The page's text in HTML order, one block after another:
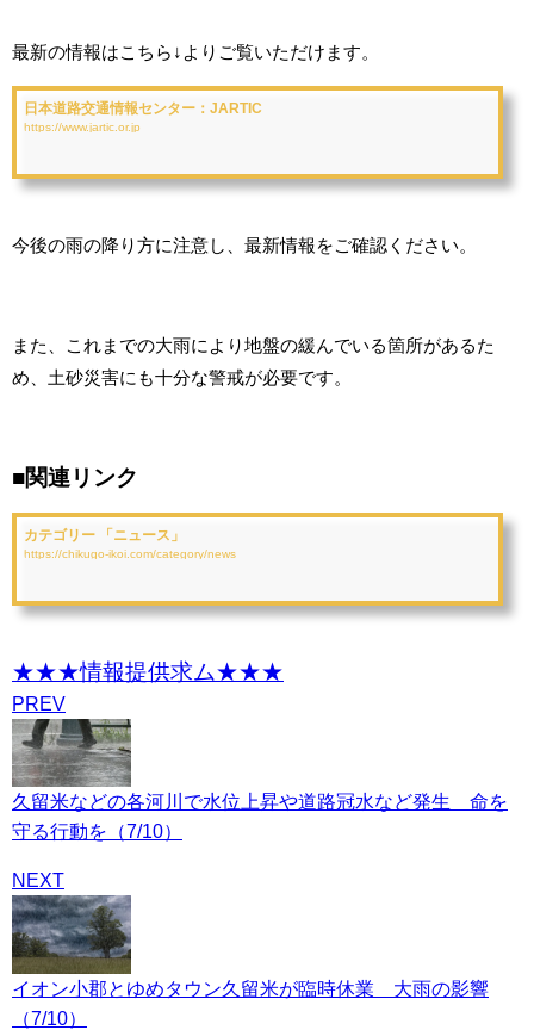
最新の情報はこちら↓よりご覧いただけます。
日本道路交通情報センター：JARTIC
https://www.jartic.or.jp
今後の雨の降り方に注意し、最新情報をご確認ください。
また、これまでの大雨により地盤の緩んでいる箇所があるた
め、土砂災害にも十分な警戒が必要です。
■関連リンク
カテゴリー 「ニュース」
https://chikugo-ikoi.com/category/news
★★★情報提供求ム★★★
PREV
久留米などの各河川で水位上昇や道路冠水など発生 命を
守る行動を（7/10）
NEXT
イオン小郡とゆめタウン久留米が臨時休業 大雨の影響
（7/10）